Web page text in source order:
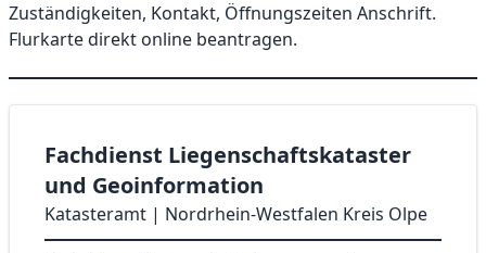
Zuständigkeiten, Kontakt, Öffnungszeiten Anschrift.
Flurkarte direkt online beantragen.
Fachdienst Liegenschaftskataster
und Geoinformation
Katasteramt | Nordrhein-Westfalen Kreis Olpe